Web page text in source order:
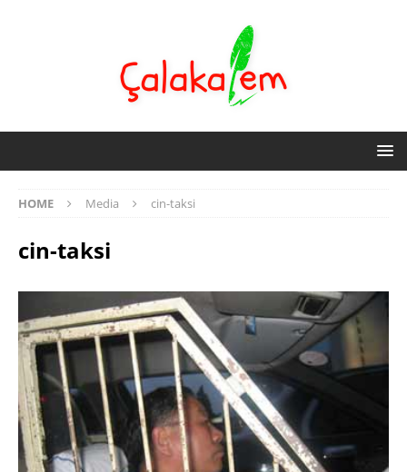
HOME Media cin-taksi
cin-taksi